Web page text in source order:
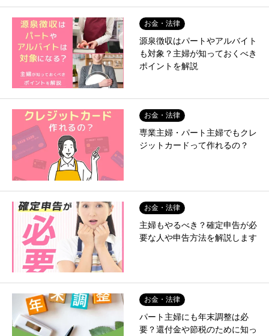
お金・法律
源泉徴収はパートやアルバイト
も対象？主婦が知っておくべき
ポイントを解説
お金・法律
専業主婦・パート主婦でもクレ
ジットカードって作れるの？
お金・法律
主婦もやるべき？確定申告が必
要な人や申告方法を解説します
お金・法律
パート主婦にも年末調整は必
要？還付金や節税のために知っ